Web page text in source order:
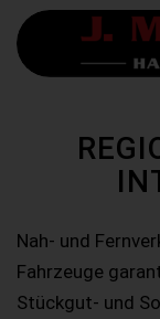
Nah- und
Fahrzeuge
Stückgut- und